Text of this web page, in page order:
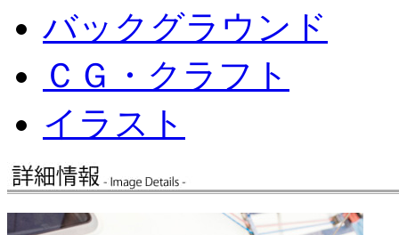
バックグラウンド
ＣＧ・クラフト
イラスト